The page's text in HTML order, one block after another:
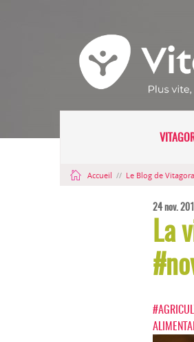
Accueil // Le Blog de Vitagora
24 nov.
La